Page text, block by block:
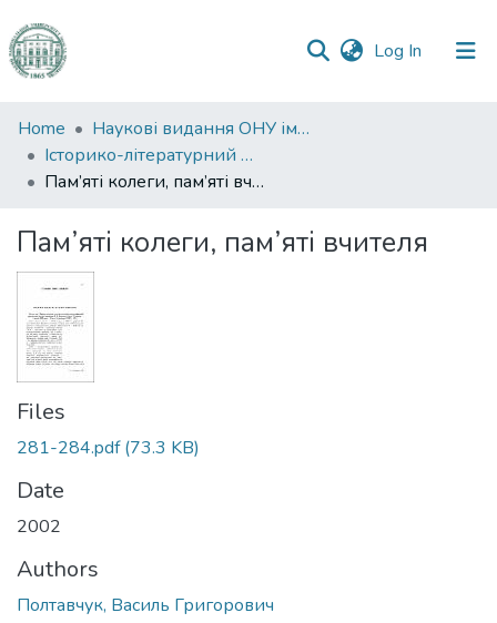
Log In (current)
Communities
&
Collections
Statistics
Home
Наукові видання ОНУ імені І. І. Мечникова
Історико-літературний журнал
Пам’яті колеги, пам’яті вчителя
Пам’яті колеги, пам’яті вчителя
Files
281-284.pdf(73.3 KB)
Date
2002
Authors
Полтавчук, Василь Григорович